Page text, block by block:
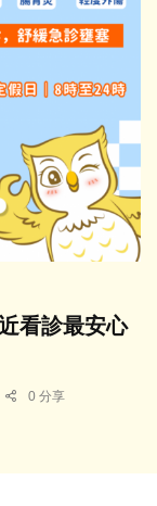
看診最安心
0 分享